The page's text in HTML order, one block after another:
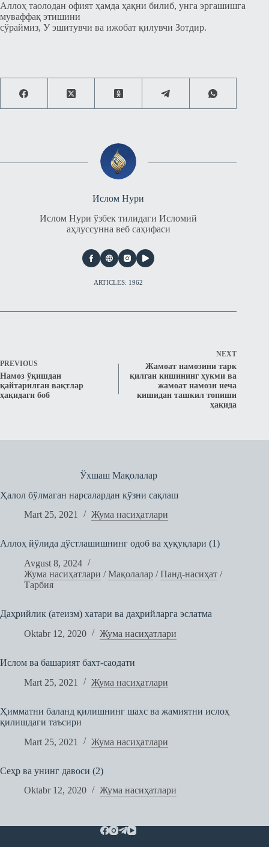
Аллоҳ таолодан офият ҳамда ҳақни билиб, унга эргашишга
муваффақ этишини
сўраймиз, У эшитувчи ва ижобат қилувчи Зотдир.
Ислом Нури
Ислом Нури ўзбек тилидаги Исломий
аҳлуссунна веб саҳифаси
ARTICLES: 1962
PREVIOUS
Намоз ўқишдан
қайтарилган вақтлар
ҳақидаги боб
NEXT
Жамоат намозини тарк
қилган кишининг ҳукми ва
жамоат намози неча
кишидан ташкил топиши
ҳақида
Ўхшаш Мақолалар
Ҳалол бўлмаган нарсалардан кўзни сақлаш
Mart 25, 2021
Жума насиҳатлари
Аллоҳ йўлида дўстлашишнинг одоб ва ҳуқуқлари (1)
Avgust 8, 2024
Жума насиҳатлари /Мақолалар /Панд-насиҳат /
Тарбия
Даҳрийлик (атеизм) хатари ва даҳрийларга эслатма
Oktabr 12, 2020
Жума насиҳатлари
Ислом ва башарият бахт-саодати
Mart 25, 2021
Жума насиҳатлари
Ҳимматни баланд қилишнинг шахс ва жамиятни ислоҳ
қилишдаги таъсири
Mart 25, 2021
Жума насиҳатлари
Сеҳр ва унинг давоси (2)
Oktabr 12, 2020
Жума насиҳатлари